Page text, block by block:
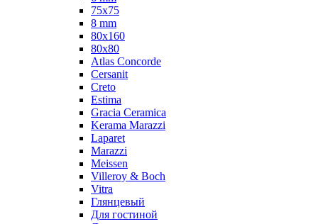
75х75
8 mm
80x160
80x80
Atlas Concorde
Cersanit
Creto
Estima
Gracia Ceramica
Kerama Marazzi
Laparet
Marazzi
Meissen
Villeroy & Boch
Vitra
Глянцевый
Для гостиной